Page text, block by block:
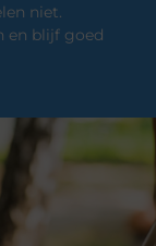
niet.
en blijf goed